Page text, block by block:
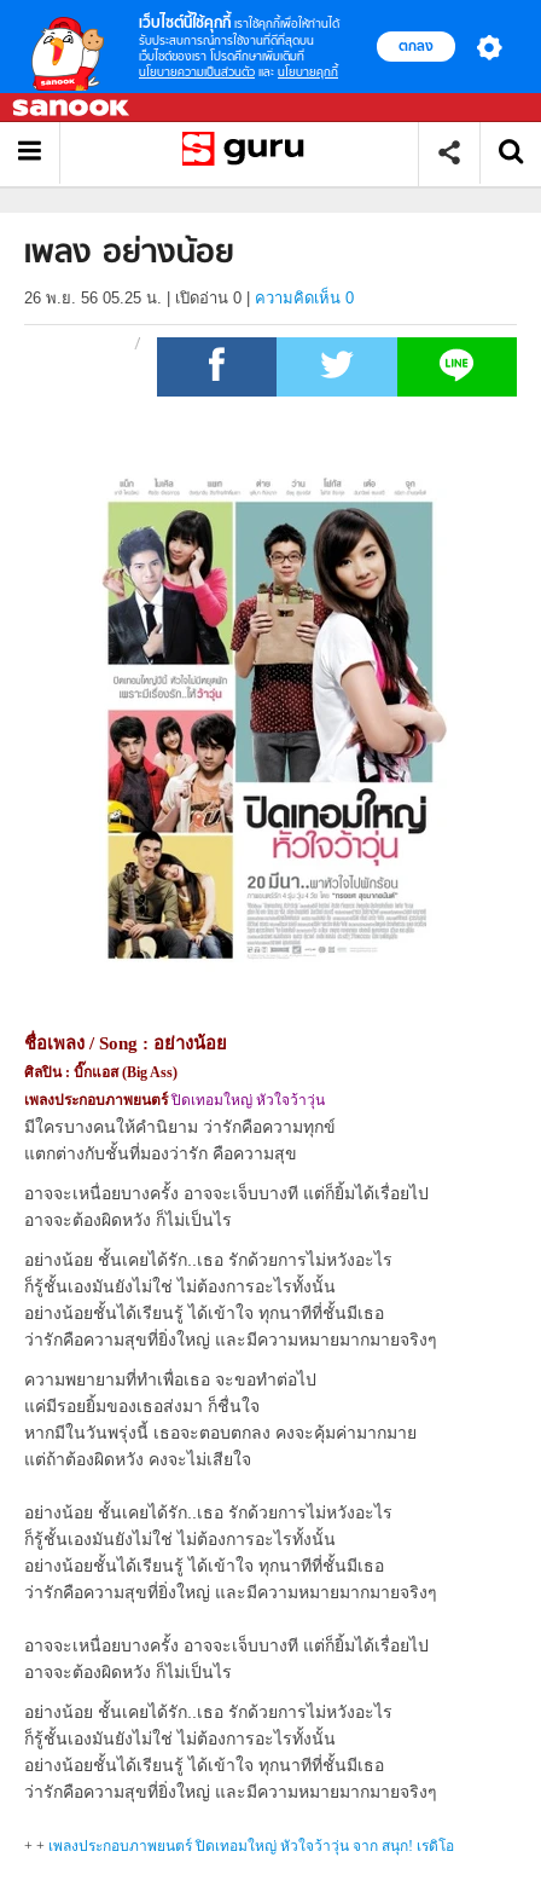
เว็บไซต์นี้ใช้คุกกี้ เราใช้คุกกี้เพื่อให้ท่านได้
รับประสบการณ์การใช้งานที่ดีที่สุดบน
เว็บไซต์ของเรา โปรดศึกษาเพิ่มเติมที่
นโยบายความเป็นส่วนตัว และ นโยบายคุกกี้
ตกลง
เพลง อย่างน้อย
26 พ.ย. 56 05.25 น. เปิดอ่าน 0 ความคิดเห็น 0
ชื่อเพลง /Song : อย่างน้อย
ศิลปิน : บิ๊กแอส (Big Ass)
เพลงประกอบภาพยนตร์ปิดเทอมใหญ่ หัวใจว้าวุ่น
มีใครบางคนให้คำนิยาม ว่ารักคือความทุกข์
แตกต่างกับชั้นที่มองว่ารัก คือความสุข
อาจจะเหนื่อยบางครั้ง อาจจะเจ็บบางที แต่ก็ยิ้มได้เรื่อยไป
อาจจะต้องผิดหวัง ก็ไม่เป็นไร
อย่างน้อย ชั้นเคยได้รัก..เธอ รักด้วยการไม่หวังอะไร
ก็รู้ชั้นเองมันยังไม่ใช่ ไม่ต้องการอะไรทั้งนั้น
อย่างน้อยชั้นได้เรียนรู้ ได้เข้าใจ ทุกนาทีที่ชั้นมีเธอ
ว่ารักคือความสุขที่ยิ่งใหญ่ และมีความหมายมากมายจริงๆ
ความพยายามที่ทำเพื่อเธอ จะขอทำต่อไป
แค่มีรอยยิ้มของเธอส่งมา ก็ชื่นใจ
หากมีในวันพรุ่งนี้ เธอจะตอบตกลง คงจะคุ้มค่ามากมาย
แต่ถ้าต้องผิดหวัง คงจะไม่เสียใจ
อย่างน้อย ชั้นเคยได้รัก..เธอ รักด้วยการไม่หวังอะไร
ก็รู้ชั้นเองมันยังไม่ใช่ ไม่ต้องการอะไรทั้งนั้น
อย่างน้อยชั้นได้เรียนรู้ ได้เข้าใจ ทุกนาทีที่ชั้นมีเธอ
ว่ารักคือความสุขที่ยิ่งใหญ่ และมีความหมายมากมายจริงๆ
อาจจะเหนื่อยบางครั้ง อาจจะเจ็บบางที แต่ก็ยิ้มได้เรื่อยไป
อาจจะต้องผิดหวัง ก็ไม่เป็นไร
อย่างน้อย ชั้นเคยได้รัก..เธอ รักด้วยการไม่หวังอะไร
ก็รู้ชั้นเองมันยังไม่ใช่ ไม่ต้องการอะไรทั้งนั้น
อย่างน้อยชั้นได้เรียนรู้ ได้เข้าใจ ทุกนาทีที่ชั้นมีเธอ
ว่ารักคือความสุขที่ยิ่งใหญ่ และมีความหมายมากมายจริงๆ
+ + เพลงประกอบภาพยนตร์ ปิดเทอมใหญ่ หัวใจว้าวุ่น จาก สนุก! เรดิโอ